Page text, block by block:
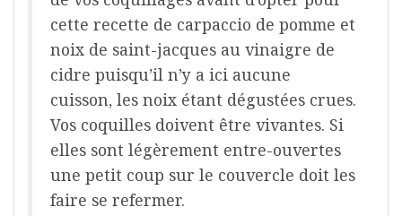
cette recette de carpaccio de pomme et
noix de saint-jacques au vinaigre de
cidre puisqu’il n’y a ici aucune
cuisson, les noix étant dégustées crues.
Vos coquilles doivent être vivantes. Si
elles sont légèrement entre-ouvertes
une petit coup sur le couvercle doit les
faire se refermer.